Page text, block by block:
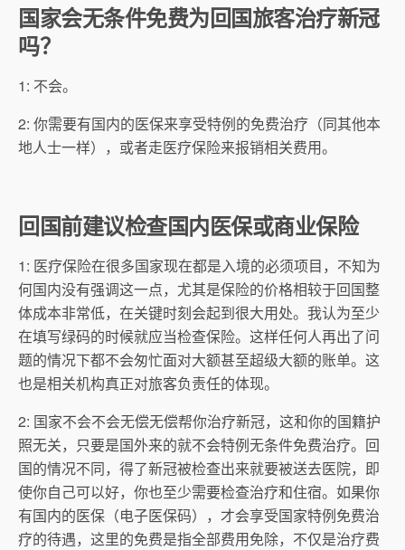
国家会无条件免费为回国旅客治疗新冠
吗？
1: 不会。
2: 你需要有国内的医保来享受特例的免费治疗（同其他本
地人士一样），或者走医疗保险来报销相关费用。
回国前建议检查国内医保或商业保险
1: 医疗保险在很多国家现在都是入境的必须项目，不知为
何国内没有强调这一点，尤其是保险的价格相较于回国整
体成本非常低，在关键时刻会起到很大用处。我认为至少
在填写绿码的时候就应当检查保险。这样任何人再出了问
题的情况下都不会匆忙面对大额甚至超级大额的账单。这
也是相关机构真正对旅客负责任的体现。
2: 国家不会不会无偿无偿帮你治疗新冠，这和你的国籍护
照无关，只要是国外来的就不会特例无条件免费治疗。回
国的情况不同，得了新冠被检查出来就要被送去医院，即
使你自己可以好，你也至少需要检查治疗和住宿。如果你
有国内的医保（电子医保码），才会享受国家特例免费治
疗的待遇，这里的免费是指全部费用免除，不仅是治疗费